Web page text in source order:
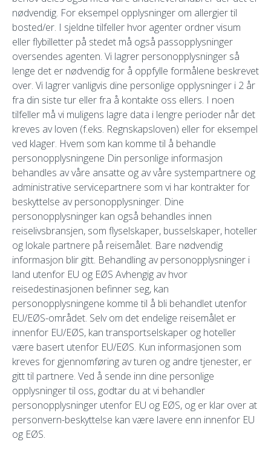
nødvendig. For eksempel opplysninger om allergier til
bosted/er. I sjeldne tilfeller hvor agenter ordner visum
eller flybilletter på stedet må også passopplysninger
oversendes agenten. Vi lagrer personopplysninger så
lenge det er nødvendig for å oppfylle formålene beskrevet
over. Vi lagrer vanligvis dine personlige opplysninger i 2 år
fra din siste tur eller fra å kontakte oss ellers. I noen
tilfeller må vi muligens lagre data i lengre perioder når det
kreves av loven (f.eks. Regnskapsloven) eller for eksempel
ved klager. Hvem som kan komme til å behandle
personopplysningene Din personlige informasjon
behandles av våre ansatte og av våre systempartnere og
administrative servicepartnere som vi har kontrakter for
beskyttelse av personopplysninger. Dine
personopplysninger kan også behandles innen
reiselivsbransjen, som flyselskaper, busselskaper, hoteller
og lokale partnere på reisemålet. Bare nødvendig
informasjon blir gitt. Behandling av personopplysninger i
land utenfor EU og EØS Avhengig av hvor
reisedestinasjonen befinner seg, kan
personopplysningene komme til å bli behandlet utenfor
EU/EØS-området. Selv om det endelige reisemålet er
innenfor EU/EØS, kan transportselskaper og hoteller
være basert utenfor EU/EØS. Kun informasjonen som
kreves for gjennomføring av turen og andre tjenester, er
gitt til partnere. Ved å sende inn dine personlige
opplysninger til oss, godtar du at vi behandler
personopplysninger utenfor EU og EØS, og er klar over at
personvern-beskyttelse kan være lavere enn innenfor EU
og EØS.